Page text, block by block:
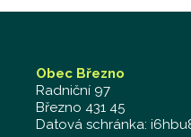
Obec Březno
Radniční 97
Březno 431 45
Datová schránka: